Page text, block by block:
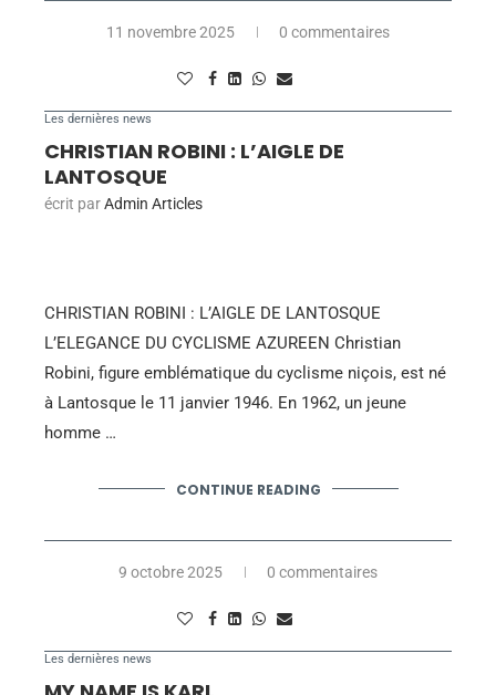
11 novembre 2025 0 commentaires
Les dernières news
CHRISTIAN ROBINI : L’AIGLE DE
LANTOSQUE
écrit parAdmin Articles
CHRISTIAN ROBINI : L’AIGLE DE LANTOSQUE
L’ELEGANCE DU CYCLISME AZUREEN Christian
Robini, figure emblématique du cyclisme niçois, est né
à Lantosque le 11 janvier 1946. En 1962, un jeune
homme …
CONTINUE READING
9 octobre 2025 0 commentaires
Les dernières news